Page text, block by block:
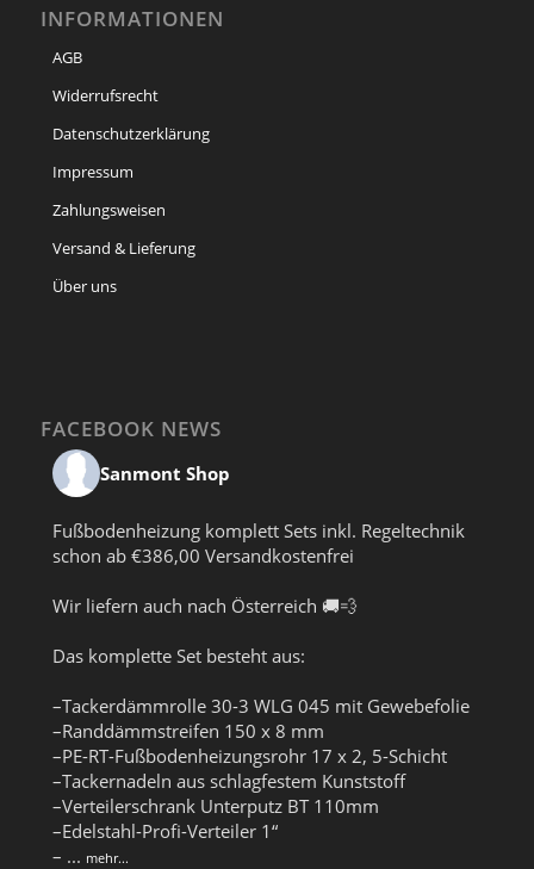
INFORMATIONEN
AGB
Widerrufsrecht
Datenschutzerklärung
Impressum
Zahlungsweisen
Versand & Lieferung
Über uns
FACEBOOK NEWS
Sanmont Shop
Fußbodenheizung komplett Sets inkl. Regeltechnik
schon ab €386,00 Versandkostenfrei
Wir liefern auch nach Österreich 🚚💨
Das komplette Set besteht aus:
–Tackerdämmrolle 30-3 WLG 045 mit Gewebefolie
–Randdämmstreifen 150 x 8 mm
–PE-RT-Fußbodenheizungsrohr 17 x 2, 5-Schicht
–Tackernadeln aus schlagfestem Kunststoff
–Verteilerschrank Unterputz BT 110mm
–Edelstahl-Profi-Verteiler 1“
– ... mehr...